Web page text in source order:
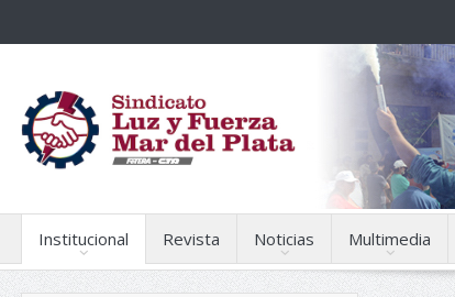
Institucional Revista Noticias Multimedia